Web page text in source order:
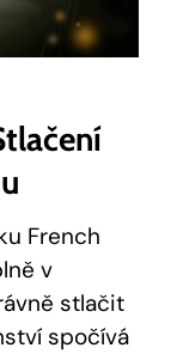
French
v
stlačit
spočívá